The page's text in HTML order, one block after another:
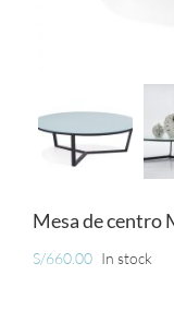
Mesa de centro
S/660.00 In stock